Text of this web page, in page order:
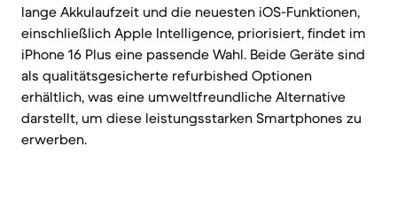
lange Akkulaufzeit und die neuesten iOS-Funktionen,
einschließlich Apple Intelligence, priorisiert, findet im
iPhone 16 Plus eine passende Wahl. Beide Geräte sind
als qualitätsgesicherte refurbished Optionen
erhältlich, was eine umweltfreundliche Alternative
darstellt, um diese leistungsstarken Smartphones zu
erwerben.